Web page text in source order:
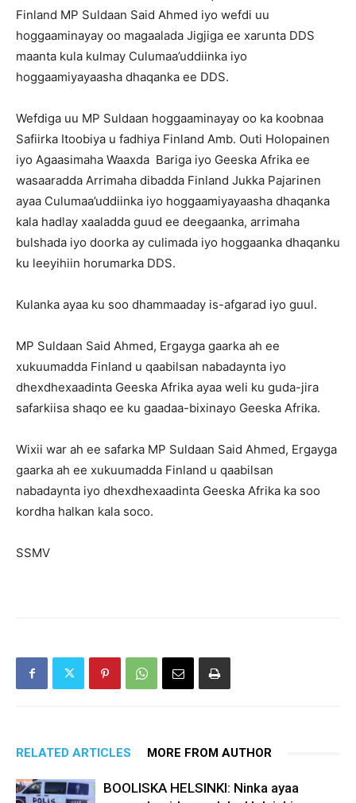
Finland MP Suldaan Said Ahmed iyo wefdi uu
hoggaaminayay oo magaalada Jigjiga ee xarunta DDS
maanta kula kulmay Culumaa’uddiinka iyo
hoggaamiyayaasha dhaqanka ee DDS.
Wefdiga uu MP Suldaan hoggaaminayay oo ka koobnaa
Safiirka Itoobiya u fadhiya Finland Amb. Outi Holopainen
iyo Agaasimaha Waaxda Bariga iyo Geeska Afrika ee
wasaaradda Arrimaha dibadda Finland Jukka Pajarinen
ayaa Culumaa’uddiinka iyo hoggaamiyayaasha dhaqanka
kala hadlay xaaladda guud ee deegaanka, arrimaha
bulshada iyo doorka ay culimada iyo hoggaanka dhaqanku
ku leeyihiin horumarka DDS.
Kulanka ayaa ku soo dhammaaday is-afgarad iyo guul.
MP Suldaan Said Ahmed, Ergayga gaarka ah ee
xukuumadda Finland u qaabilsan nabadaynta iyo
dhexdhexaadinta Geeska Afrika ayaa weli ku guda-jira
safarkiisa shaqo ee ku gaadaa-bixinayo Geeska Afrika.
Wixii war ah ee safarka MP Suldaan Said Ahmed, Ergayga
gaarka ah ee xukuumadda Finland u qaabilsan
nabadaynta iyo dhexdhexaadinta Geeska Afrika ka soo
kordha halkan kala soco.
SSMV
RELATED ARTICLES MORE FROM AUTHOR
BOOLISKA HELSINKI: Ninka ayaa